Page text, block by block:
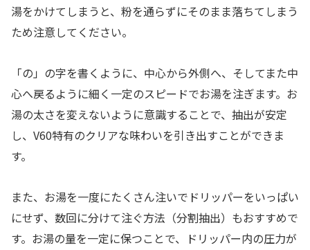
湯をかけてしまうと、粉を通らずにそのまま落ちてしまう
ため注意してください。
「の」の字を書くように、中心から外側へ、そしてまた中
心へ戻るように細く一定のスピードでお湯を注ぎます。お
湯の太さを変えないように意識することで、抽出が安定
し、V60特有のクリアな味わいを引き出すことができま
す。
また、お湯を一度にたくさん注いでドリッパーをいっぱい
にせず、数回に分けて注ぐ方法（分割抽出）もおすすめで
す。お湯の量を一定に保つことで、ドリッパー内の圧力が